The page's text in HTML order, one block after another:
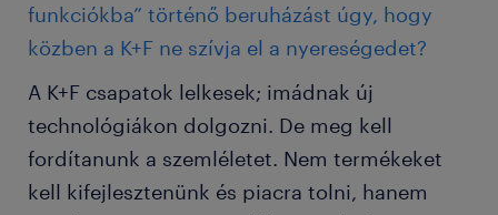
funkciókba” történő beruházást úgy, hogy
közben a K+F ne szívja el a nyereségedet?
A K+F csapatok lelkesek; imádnak új
technológiákon dolgozni. De meg kell
fordítanunk a szemléletet. Nem termékeket
kell kifejlesztenünk és piacra tolni, hanem